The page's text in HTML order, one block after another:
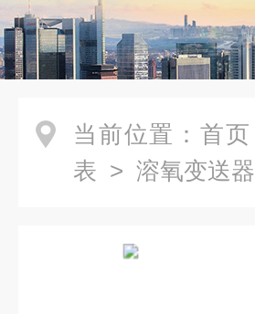
当前位置： 首页
表 > 溶氧变送器